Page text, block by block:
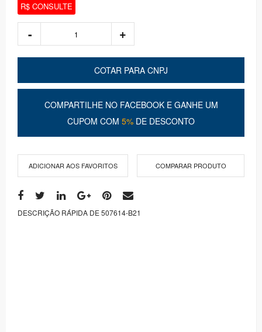
R$ CONSULTE
COTAR PARA CNPJ
COMPARTILHE NO FACEBOOK E GANHE UM
CUPOM COM 5% DE DESCONTO
ADICIONAR AOS FAVORITOS COMPARAR PRODUTO
DESCRIÇÃO RÁPIDA DE 507614-B21